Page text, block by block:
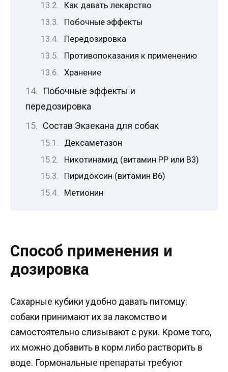
Как давать лекарство
Побочные эффекты
Передозировка
Противопоказания к применению
Хранение
Побочные эффекты и
передозировка
Состав Экзекана для собак
Дексаметазон
Никотинамид (витамин РР или B3)
Пиридоксин (витамин В6)
Метионин
Способ применения и
дозировка
Сахарные кубики удобно давать питомцу:
собаки принимают их за лакомство и
самостоятельно слизывают с руки. Кроме того,
их можно добавить в корм либо растворить в
воде. Гормональные препараты требуют